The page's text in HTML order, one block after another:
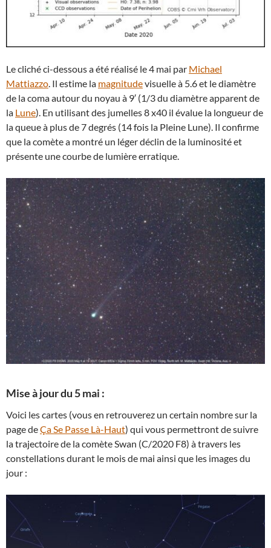
Le cliché ci-dessous a été réalisé le 4 mai par Michael
Mattiazzo . Il estime la magnitudevisuelle à 5.6 et le diamètre
de la coma autour du noyau à 9′ (1/3 du diamètre apparent de
la Lune). En utilisant des jumelles 8 x40 il évalue la longueur de
la queue à plus de 7 degrés (14 fois la Pleine Lune). Il confirme
que la comète a montré un léger déclin de la luminosité et
présente une courbe de lumière erratique.
Mise à jour du 5 mai :
Voici les cartes (vous en retrouverez un certain nombre sur la
page deÇa Se Passe Là-Haut) qui vous permettront de suivre
la trajectoire de la comète Swan (C/2020 F8) à travers les
constellations durant le mois de mai ainsi que les images du
jour :